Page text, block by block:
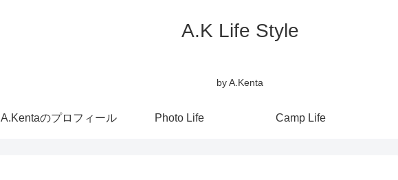
A.K Life Style
by A.Kenta
A.Kentaのプロフィール Photo Life Camp Life